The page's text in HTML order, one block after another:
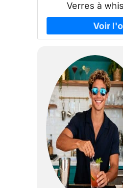
liqueur, cognac,
passent au
Verres à